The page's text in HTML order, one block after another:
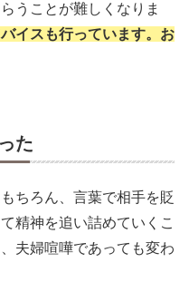
うことが難しくなりま
イスも行っています。お
た
ちろん、言葉で相手を貶
精神を追い詰めていくこ
夫婦喧嘩であっても変わ